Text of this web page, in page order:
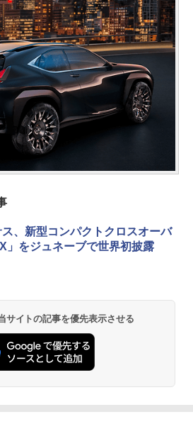
ス、新型コンパクトクロスオーバ
」をジュネーブで世界初披露
サイトの記事を優先表示させる